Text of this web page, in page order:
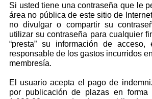
Si usted tiene una contraseña que le
área no pública de este sitio de
no divulgar o compartir su
utilizar su contraseña para cualquier
“presta” su información de
responsable de los gastos incurridos
membresía.
El usuario acepta el pago de
por publicación de plazas en forma